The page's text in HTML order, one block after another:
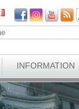
INFORMATION